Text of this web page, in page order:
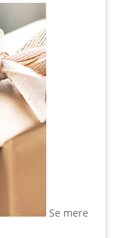
Se mere